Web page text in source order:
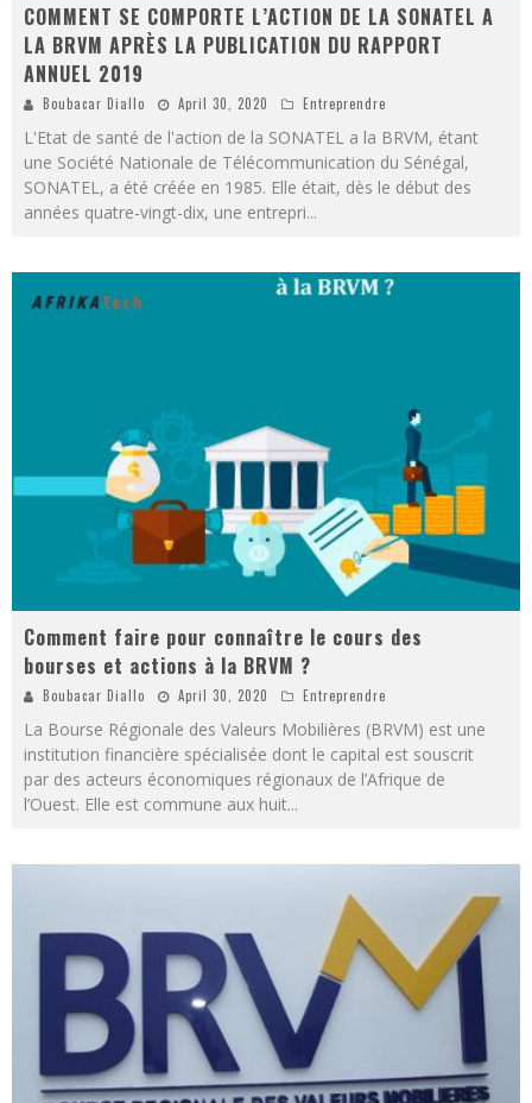
COMMENT SE COMPORTE L’ACTION DE LA SONATEL A
LA BRVM APRÈS LA PUBLICATION DU RAPPORT
ANNUEL 2019
Boubacar Diallo April 30, 2020 Entreprendre
L'Etat de santé de l'action de la SONATEL a la BRVM, étant
une Société Nationale de Télécommunication du Sénégal,
SONATEL, a été créée en 1985. Elle était, dès le début des
années quatre-vingt-dix, une entrepri...
Comment faire pour connaître le cours des
bourses et actions à la BRVM ?
Boubacar Diallo April 30, 2020 Entreprendre
La Bourse Régionale des Valeurs Mobilières (BRVM) est une
institution financière spécialisée dont le capital est souscrit
par des acteurs économiques régionaux de l’Afrique de
l’Ouest. Elle est commune aux huit...